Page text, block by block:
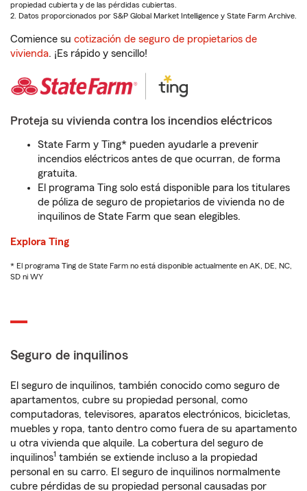
propiedad cubierta y de las pérdidas cubiertas.
2. Datos proporcionados por S&P Global Market Intelligence y State Farm Archive.
Comience su cotización de seguro de propietarios de
vivienda. ¡Es rápido y sencillo!
Proteja su vivienda contra los incendios eléctricos
State Farm y Ting* pueden ayudarle a prevenir
incendios eléctricos antes de que ocurran, de forma
gratuita.
El programa Ting solo está disponible para los titulares
de póliza de seguro de propietarios de vivienda no de
inquilinos de State Farm que sean elegibles.
Explora Ting
* El programa Ting de State Farm no está disponible actualmente en AK, DE, NC,
SD ni WY
Seguro de inquilinos
El seguro de inquilinos, también conocido como seguro de
apartamentos, cubre su propiedad personal, como
computadoras, televisores, aparatos electrónicos, bicicletas,
muebles y ropa, tanto dentro como fuera de su apartamento
u otra vivienda que alquile. La cobertura del seguro de
inquilinos1 también se extiende incluso a la propiedad
personal en su carro. El seguro de inquilinos normalmente
cubre pérdidas de su propiedad personal causadas por